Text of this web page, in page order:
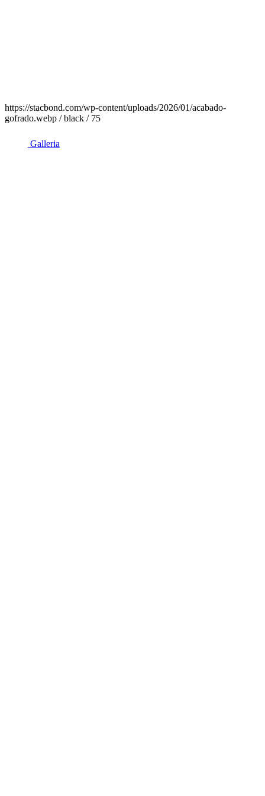
https://stacbond.com/wp-content/uploads/2026/01/acabado-
gofrado.webp / black / 75
Galleria